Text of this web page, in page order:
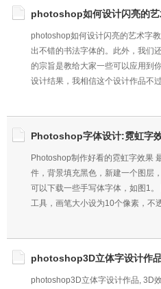
photoshop如何设计闪亮的艺
photoshop如何设计闪亮的艺术字
出不错的书法字体的。此外，我们
的宗旨是教给大家一些可以应用到
设计结果，我相信这个设计作品不
Photoshop字体设计:霓虹字
Photoshop制作好看的霓虹字效果
件，背景填充黑色，新建一个图层
可以下载一些手写体字体，如图1
工具，画笔大小设为10个像素，不
photoshop3D立体字设计作
photoshop3D立体字设计作品, 3D